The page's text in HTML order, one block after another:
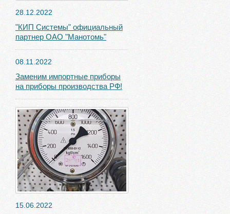
28.12.2022
"КИП Системы" официальный
партнер ОАО "Манотомь"
08.11.2022
Заменим импортные приборы
на приборы производства РФ!
15.06.2022